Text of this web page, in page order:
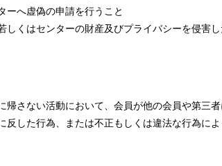
ーへ虚偽の申請を行うこと
しくはセンターの財産及びプライバシーを侵害
さない活動において、会員が他の会員や第三
反した行為、または不正もしくは違法な行為に